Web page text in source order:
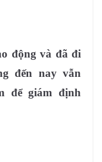
động và đã đi
đến nay vẫn
để giám định